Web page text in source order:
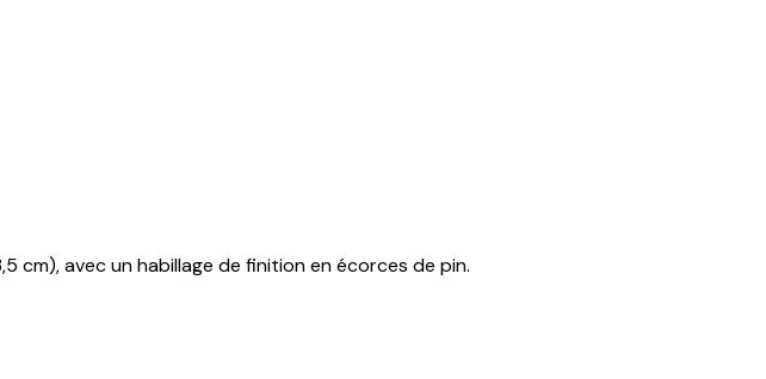
cm), avec un habillage de finition en écorces de pin.